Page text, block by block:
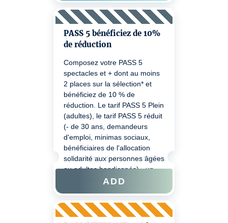
contrôle billets. Pour bénéficiez
de votre réduction lors d'un
prochain achat veuillez passer
à Sponeck ou nous joindre au
PASS 5 bénéficiez de 10%
de réduction
Composez votre PASS 5
spectacles et + dont au moins
2 places sur la sélection* et
bénéficiez de 10 % de
réduction. Le tarif PASS 5 Plein
(adultes), le tarif PASS 5 réduit
(- de 30 ans, demandeurs
d'emploi, minimas sociaux,
bénéficiaires de l'allocation
solidarité aux personnes âgées
ou adultes handicapés) - un
justificatif pourra être demandé
bénéficiez de votre réduction
lors d'un prochain achat merci
ADD